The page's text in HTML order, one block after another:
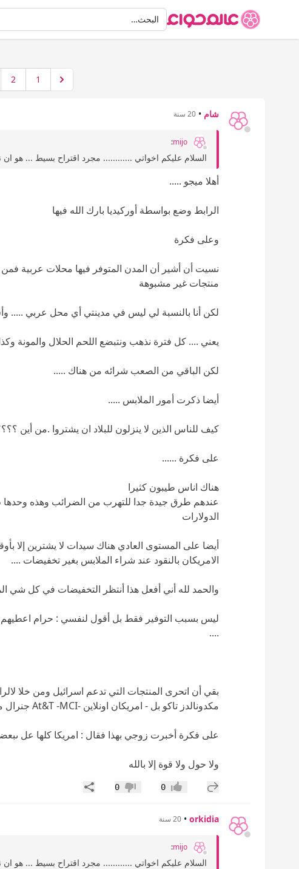
البحثالبحث…
1
2
شام • 20 سنة
mijo
:
السلام عليكم اخواتي ............ مجرد اقتراح بسيط ... هو ان
أهلا ميجو .....
الرابط وضع بواسطة أوركيديا بارك الله فيها
وعلى فكرة
نسيت أن أشير أن المدن المتوفر فيها محلات عربية
منتجات غير مشبوهة
لكن أنا بالنسبة لي ليس في مدينتي أي محل عربي
يعني .... كل فترة نذهب ونتبضع اللحم الحلال والمونة
لكن الباقي من الصعب شرائه من هناك .....
أيضا ذكرت أمور الملابس .....
كيف للناس الذين لا ينزلون للبلاد ان يشتروا .من أين
على فكرة ......
هناك اناس طيبون كثيرا
عندهم طرق جيدة جدا للتهرب من الضرائب وهذه وحدها
الدولارات
أيضا على المستوى العادي هناك سيدات لا يشترين إلا
الامريكان بالنقود عند شراء الملابس بغير تخفيضات ....
والحمد لله أني أفعل هذا أنتظر التخفيضات في كل شي
ليس بسبب التوفير فقط بل أقول لنفسي : حرام
....
بقي أن اتحرى المنتجات التي تدعم اسرائيل ومن خلا
مكدونالدز تاكو بل - امريكان اونلاين -At&T -MCI جنرال موتور وغيرهم
على فكرة أخبرت زوجي بهذا فقال : امريكا كلها عل
ولا حول ولا قوة إلا بالله
إضافة رد جديد
إعجاب0 عدم إعجاب
0 مشاركة
orkidia
• 20 سنة
mijo
:
السلام عليكم اخواتي ............ مجرد اقتراح بسيط ... هو ان